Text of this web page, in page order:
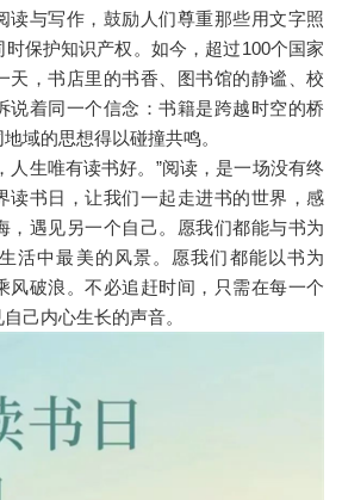
读与写作，鼓励人们尊重那些用文字照
保护知识产权。如今，超过100个国家
天，书店里的书香、图书馆的静谧、校
说着同一个信念：书籍是跨越时空的桥
域的思想得以碰撞共鸣。
生唯有读书好。”阅读，是一场没有终
读书日，让我们一起走进书的世界，感
，遇见另一个自己。愿我们都能与书为
活中最美的风景。愿我们都能以书为
风破浪。不必追赶时间，只需在每一个
己内心生长的声音。